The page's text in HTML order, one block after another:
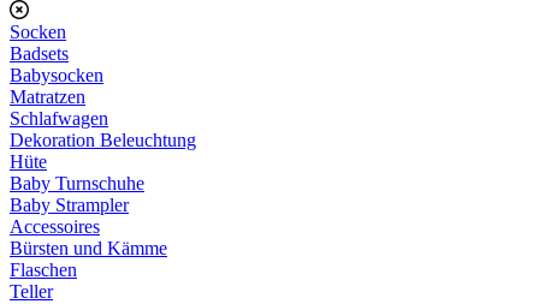
Socken
Badsets
Babysocken
Matratzen
Schlafwagen
Dekoration Beleuchtung
Hüte
Baby Turnschuhe
Baby Strampler
Accessoires
Bürsten und Kämme
Flaschen
Teller